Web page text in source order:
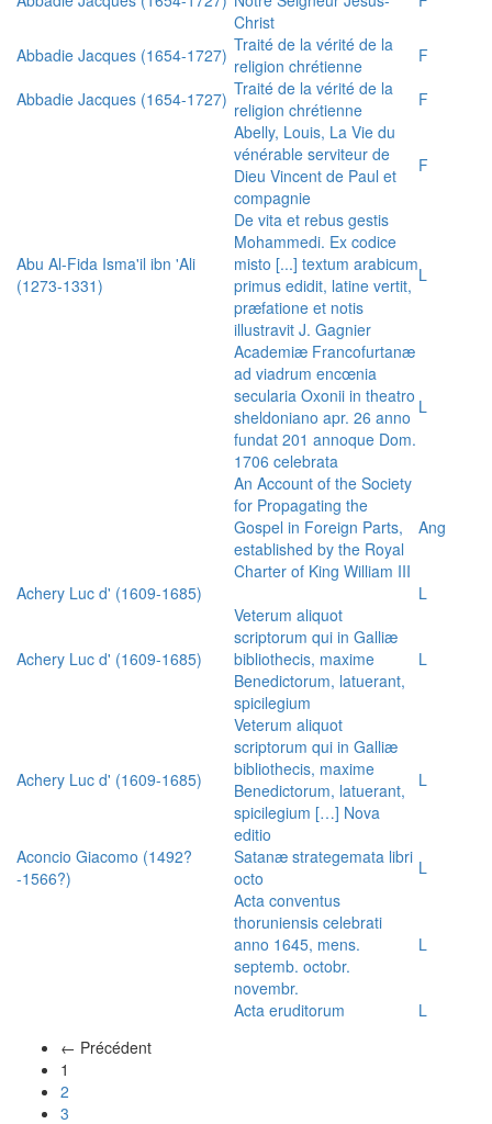
Christ
Abbadie Jacques (1654-1727) Traité de la vérité de la
religion chrétienne
F
Abbadie Jacques (1654-1727) Traité de la vérité de la
religion chrétienne
F
Abelly, Louis, La Vie du
vénérable serviteur de
Dieu Vincent de Paul et
compagnie
F
Abu Al-Fida Isma'il ibn 'Ali
(1273-1331)
De vita et rebus gestis
Mohammedi. Ex codice
misto [...] textum arabicum
primus edidit, latine vertit,
præfatione et notis
illustravit J. Gagnier
L
Academiæ Francofurtanæ
ad viadrum encœnia
secularia Oxonii in theatro
sheldoniano apr. 26 anno
fundat 201 annoque Dom.
1706 celebrata
L
An Account of the Society
for Propagating the
Gospel in Foreign Parts,
established by the Royal
Charter of King William III
Ang
Achery Luc d' (1609-1685) L
Achery Luc d' (1609-1685)
Veterum aliquot
scriptorum qui in Galliæ
bibliothecis, maxime
Benedictorum, latuerant,
spicilegium
L
Achery Luc d' (1609-1685)
Veterum aliquot
scriptorum qui in Galliæ
bibliothecis, maxime
Benedictorum, latuerant,
spicilegium […] Nova
editio
L
Aconcio Giacomo (1492?
-1566?)
Satanæ strategemata libri
octo
L
Acta conventus
thoruniensis celebrati
anno 1645, mens.
septemb. octobr.
novembr.
L
Acta eruditorum
L
← Précédent
1
2
3